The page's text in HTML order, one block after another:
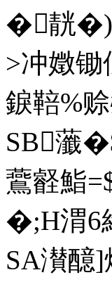
�靗�)
>冲嬍锄
錑鞛%
SB虃
鷰壡鮨
�;H渭6
SA濽醷